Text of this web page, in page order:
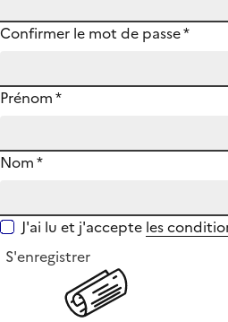
Confirmer le mot de passe*
Prénom*
Nom*
J'ai lu et j'accepte les
S'enregistrer